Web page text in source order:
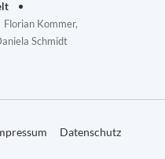
Florian Kommer,
Schmidt
Datenschutz